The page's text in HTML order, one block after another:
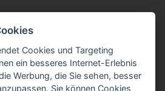
Cookies und Targeting
ein besseres Internet-Erlebnis
Werbung, die Sie sehen, besser
Sie können Cookies